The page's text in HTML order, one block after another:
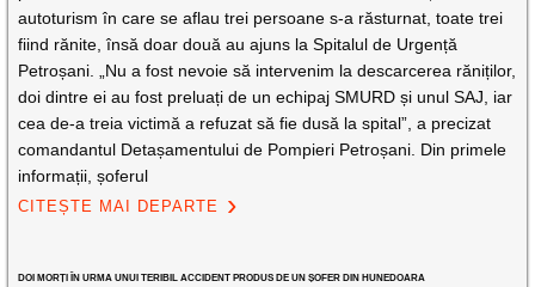
autoturism în care se aflau trei persoane s-a răsturnat, toate trei
fiind rănite, însă doar două au ajuns la Spitalul de Urgență
Petroșani. „Nu a fost nevoie să intervenim la descarcerea răniților,
doi dintre ei au fost preluați de un echipaj SMURD și unul SAJ, iar
cea de-a treia victimă a refuzat să fie dusă la spital”, a precizat
comandantul Detașamentului de Pompieri Petroșani. Din primele
informații, șoferul
CITEȘTE MAI DEPARTE
DOI MORȚI ÎN URMA UNUI TERIBIL ACCIDENT PRODUS DE UN ȘOFER DIN HUNEDOARA